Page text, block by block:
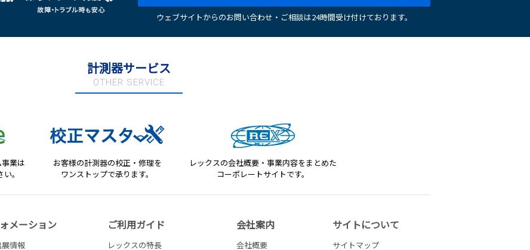
ウェブサイトからのお問い合わせ・ご相談は24時間受け付けております。
計測器サービス
OTHER SERVICE
業は
。
お客様の計測器の校正・修理を
ワンストップで承ります。
レックスの会社概要・事業内容をまとめた
コーポレートサイトです。
メーション
情報
ご利用ガイド
レックスの特長
会社案内
会社概要
サイトについて
サイトマップ